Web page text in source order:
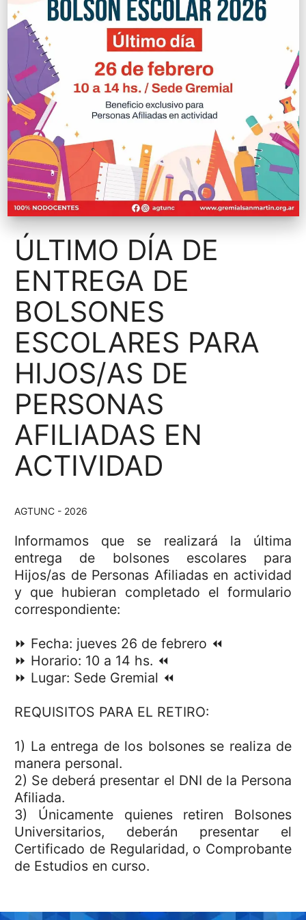
ÚLTIMO DÍA DE
ENTREGA DE
BOLSONES
ESCOLARES PARA
HIJOS/AS DE
PERSONAS
AFILIADAS EN
ACTIVIDAD
AGTUNC - 2026
Informamos que se realizará la última
entrega de bolsones escolares para
Hijos/as de Personas Afiliadas en actividad
y que hubieran completado el formulario
correspondiente:
⏩ Fecha: jueves 26 de febrero ⏪
⏩ Horario: 10 a 14 hs. ⏪
⏩ Lugar: Sede Gremial ⏪
REQUISITOS PARA EL RETIRO:
1) La entrega de los bolsones se realiza de
manera personal.
2) Se deberá presentar el DNI de la Persona
Afiliada.
3) Únicamente quienes retiren Bolsones
Universitarios, deberán presentar el
Certificado de Regularidad, o Comprobante
de Estudios en curso.